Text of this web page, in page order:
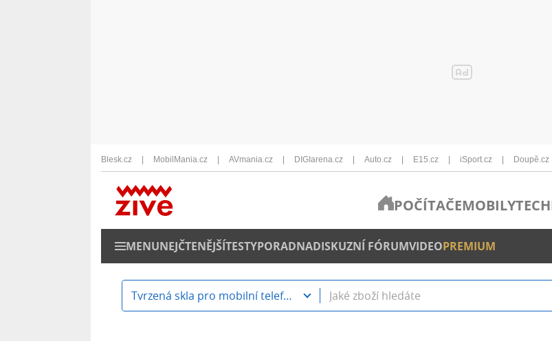
Blesk.cz MobilMania.cz AVmania.cz DIGIarena.cz Auto.cz E15.cz iSport.cz Doupě.cz
POČÍTAČEMOBILY
MENUNEJČTENĚJŠÍTESTYPORADNADISKUZNÍ FÓRUMVIDEOPREMIUM
Tvrzená skla pro mobilní telefony